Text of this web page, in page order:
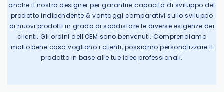
anche il nostro designer per garantire capacità di sviluppo del
prodotto indipendente & vantaggi comparativi sullo sviluppo
di nuovi prodotti in grado di soddisfare le diverse esigenze dei
clienti. Gli ordini dell'OEM sono benvenuti. Comprendiamo
molto bene cosa vogliono i clienti, possiamo personalizzare il
prodotto in base alle tue idee professionali.